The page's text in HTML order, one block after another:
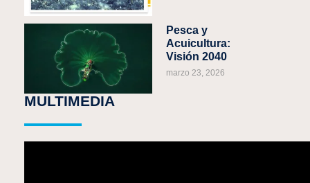
Pesca y
Acuicultura:
Visión 2040
marzo 23, 2026
MULTIMEDIA